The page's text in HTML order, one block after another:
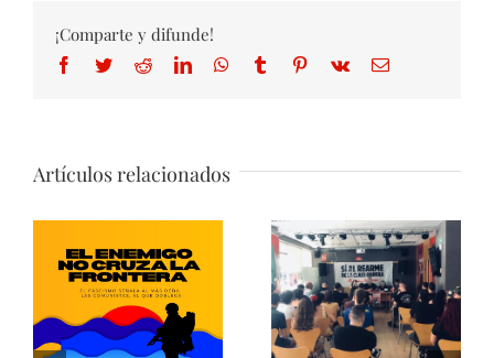
¡Comparte y difunde!
Facebook
TwitterRedditLinkedInWhatsApp
Tumblr Pinterest
Vk
Correo
Artículos relacionados